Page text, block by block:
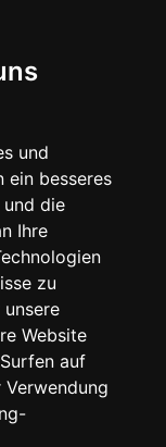
und
ein besseres
die
Ihre
zu
Website
auf